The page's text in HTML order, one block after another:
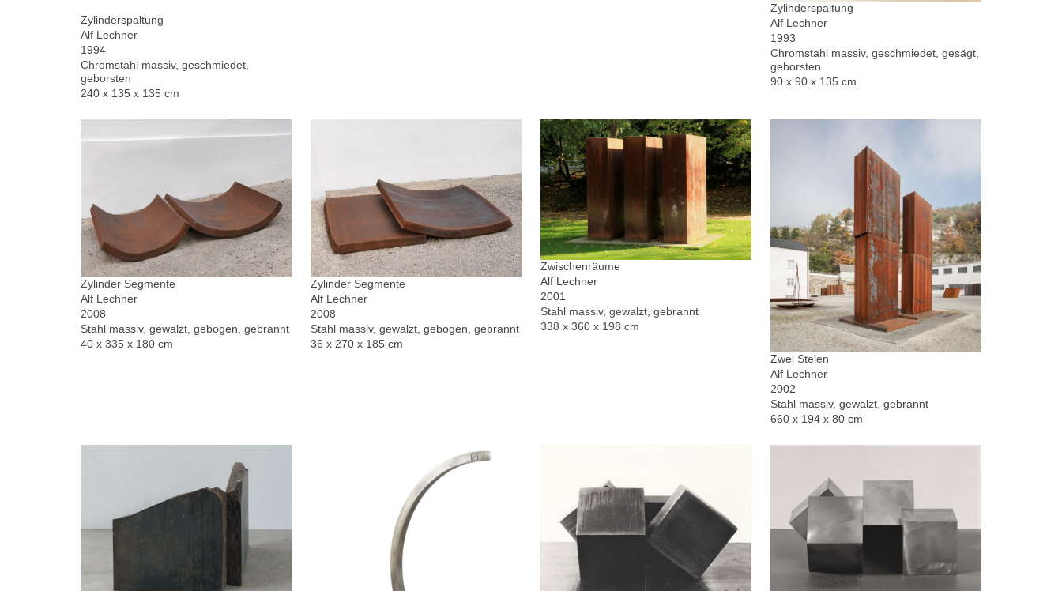
Zylinderspaltung
Alf Lechner
1994
Chromstahl massiv, geschmiedet,
geborsten
240 x 135 x 135 cm
Zylinderspaltung
Alf Lechner
1993
Chromstahl massiv, geschmiedet, gesägt,
geborsten
90 x 90 x 135 cm
Zylinder Segmente
Alf Lechner
2008
Stahl massiv, gewalzt, gebogen, gebrannt
40 x 335 x 180 cm
Zylinder Segmente
Alf Lechner
2008
Stahl massiv, gewalzt, gebogen, gebrannt
36 x 270 x 185 cm
Zwischenräume
Alf Lechner
2001
Stahl massiv, gewalzt, gebrannt
338 x 360 x 198 cm
Zwei Stelen
Alf Lechner
2002
Stahl massiv, gewalzt, gebrannt
660 x 194 x 80 cm